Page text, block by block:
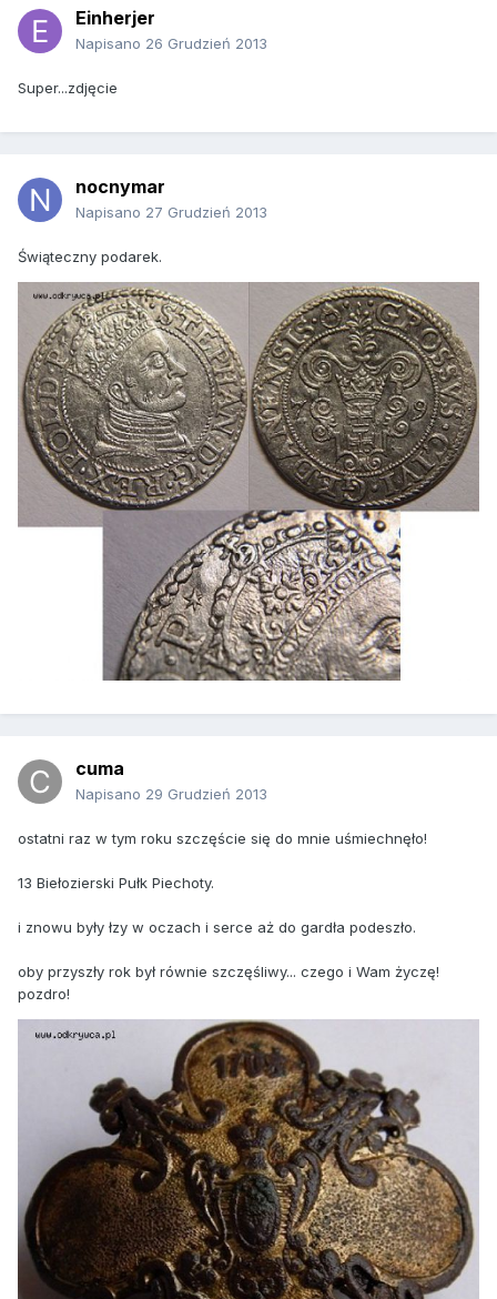
Einherjer
Napisano 26 Grudzień 2013
Super...zdjęcie
nocnymar
Napisano 27 Grudzień 2013
Świąteczny podarek.
cuma
Napisano 29 Grudzień 2013
ostatni raz w tym roku szczęście się do mnie uśmiechnęło!
13 Biełozierski Pułk Piechoty.
i znowu były łzy w oczach i serce aż do gardła podeszło.
oby przyszły rok był równie szczęśliwy... czego i Wam życzę!
pozdro!